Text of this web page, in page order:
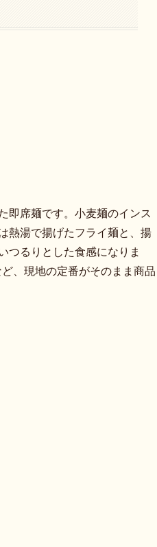
即席麺です。小麦麺のインス
熱湯で揚げたフライ麺と、揚
つるりとした食感になりま
、現地の定番がそのまま商品